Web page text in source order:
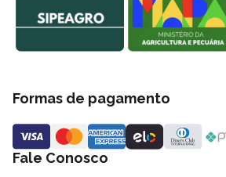
Formas de pagamento
Fale Conosco